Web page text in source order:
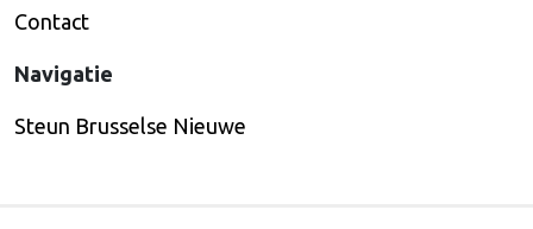
Contact
Navigatie
Steun Brusselse Nieuwe